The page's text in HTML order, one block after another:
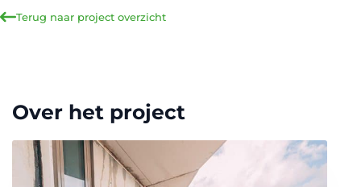
Terug naar project overzicht
Over het project